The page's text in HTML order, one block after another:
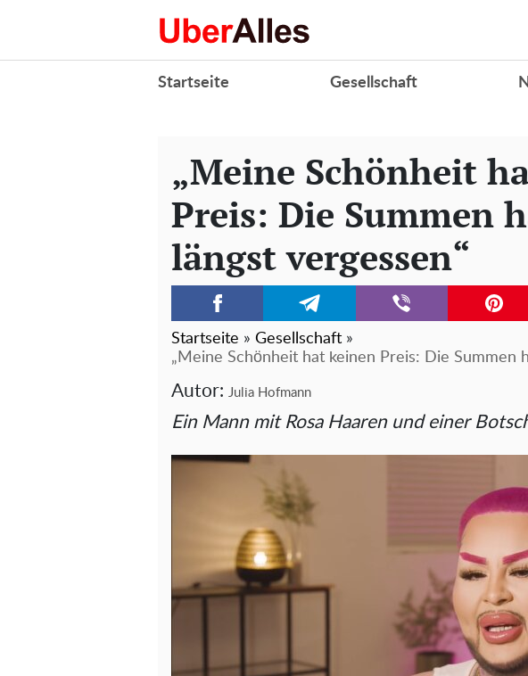
Startseite Gesellschaft
„Meine Schönheit
Preis: Die Summen
längst vergessen“
Startseite » Gesellschaft »
„Meine Schönheit hat keinen Preis: Die Summen
Autor: Julia Hofmann
Ein Mann mit Rosa Haaren und einer